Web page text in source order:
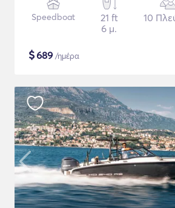
Speedboat
21 ft
6 μ.
10
$689 /ημέρα